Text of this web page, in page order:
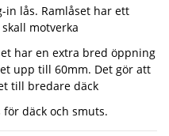
lås. Ramlåset har ett
motverka
har en extra bred öppning
upp till 60mm. Det gör att
till bredare däck
däck och smuts.